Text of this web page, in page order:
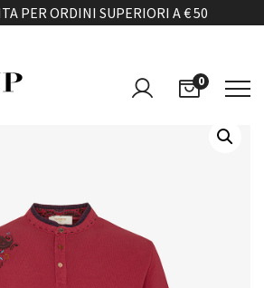
PER ORDINI SUPERIORI A € 50
0